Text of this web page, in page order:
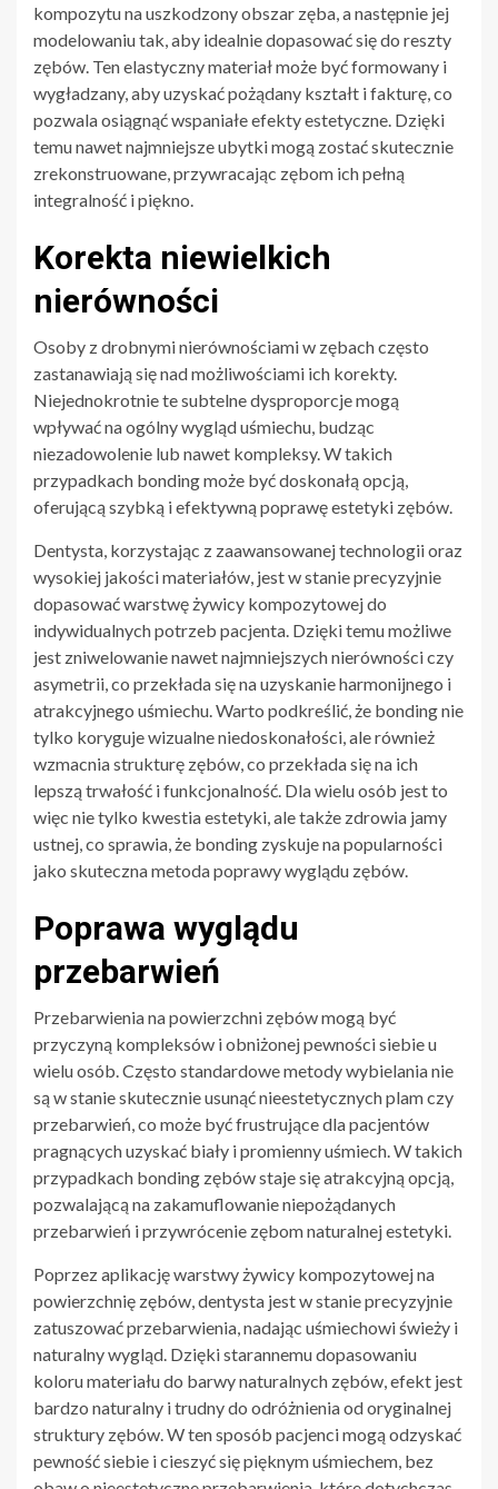
kompozytu na uszkodzony obszar zęba, a następnie jej
modelowaniu tak, aby idealnie dopasować się do reszty
zębów. Ten elastyczny materiał może być formowany i
wygładzany, aby uzyskać pożądany kształt i fakturę, co
pozwala osiągnąć wspaniałe efekty estetyczne. Dzięki
temu nawet najmniejsze ubytki mogą zostać skutecznie
zrekonstruowane, przywracając zębom ich pełną
integralność i piękno.
Korekta niewielkich
nierówności
Osoby z drobnymi nierównościami w zębach często
zastanawiają się nad możliwościami ich korekty.
Niejednokrotnie te subtelne dysproporcje mogą
wpływać na ogólny wygląd uśmiechu, budząc
niezadowolenie lub nawet kompleksy. W takich
przypadkach bonding może być doskonałą opcją,
oferującą szybką i efektywną poprawę estetyki zębów.
Dentysta, korzystając z zaawansowanej technologii oraz
wysokiej jakości materiałów, jest w stanie precyzyjnie
dopasować warstwę żywicy kompozytowej do
indywidualnych potrzeb pacjenta. Dzięki temu możliwe
jest zniwelowanie nawet najmniejszych nierówności czy
asymetrii, co przekłada się na uzyskanie harmonijnego i
atrakcyjnego uśmiechu. Warto podkreślić, że bonding nie
tylko koryguje wizualne niedoskonałości, ale również
wzmacnia strukturę zębów, co przekłada się na ich
lepszą trwałość i funkcjonalność. Dla wielu osób jest to
więc nie tylko kwestia estetyki, ale także zdrowia jamy
ustnej, co sprawia, że bonding zyskuje na popularności
jako skuteczna metoda poprawy wyglądu zębów.
Poprawa wyglądu
przebarwień
Przebarwienia na powierzchni zębów mogą być
przyczyną kompleksów i obniżonej pewności siebie u
wielu osób. Często standardowe metody wybielania nie
są w stanie skutecznie usunąć nieestetycznych plam czy
przebarwień, co może być frustrujące dla pacjentów
pragnących uzyskać biały i promienny uśmiech. W takich
przypadkach bonding zębów staje się atrakcyjną opcją,
pozwalającą na zakamuflowanie niepożądanych
przebarwień i przywrócenie zębom naturalnej estetyki.
Poprzez aplikację warstwy żywicy kompozytowej na
powierzchnię zębów, dentysta jest w stanie precyzyjnie
zatuszować przebarwienia, nadając uśmiechowi świeży i
naturalny wygląd. Dzięki starannemu dopasowaniu
koloru materiału do barwy naturalnych zębów, efekt jest
bardzo naturalny i trudny do odróżnienia od oryginalnej
struktury zębów. W ten sposób pacjenci mogą odzyskać
pewność siebie i cieszyć się pięknym uśmiechem, bez